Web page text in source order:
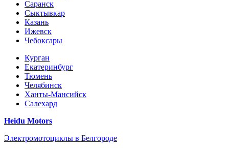
Саранск
Сыктывкар
Казань
Ижевск
Чебоксары
Курган
Екатеринбург
Тюмень
Челябинск
Ханты-Мансийск
Салехард
Heidu Motors
Электромотоциклы в Белгороде